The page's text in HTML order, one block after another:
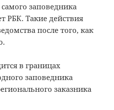
заповедника
РБК. Такие действия
после того, как
в границах
заповедника
заказника